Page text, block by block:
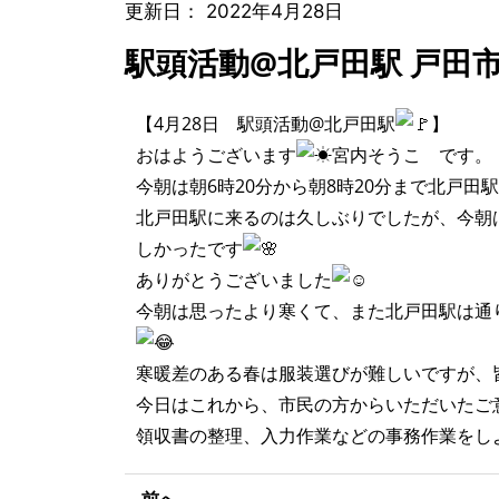
更新日： 2022年4月28日
駅頭活動@北戸田駅 戸
【4月28日 駅頭活動@北戸田駅
】
おはようございます
宮内そうこ です。
今朝は朝6時20分から朝8時20分まで北戸田
北戸田駅に来るのは久しぶりでしたが、今
しかったです
ありがとうございました
今朝は思ったより寒くて、また北戸田駅は
寒暖差のある春は服装選びが難しいですが
今日はこれから、市民の方からいただいた
領収書の整理、入力作業などの事務作業を